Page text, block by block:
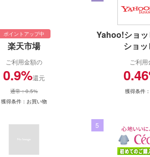
ポイントアップ中
楽天市場
ご利用金額の
0.9%還元
通常：0.5%
獲得条件：お買い物
Yahoo!ショ
ショ
ご利
獲得条件
5